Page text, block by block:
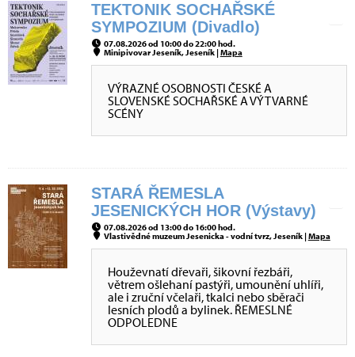
TEKTONIK SOCHAŘSKÉ
SYMPOZIUM (Divadlo)
07.08.2026 od 10:00 do 22:00 hod.
Minipivovar Jeseník, Jeseník |Mapa
VÝRAZNÉ OSOBNOSTI ČESKÉ A
SLOVENSKÉ SOCHAŘSKÉ A VÝTVARNÉ
SCÉNY
STARÁ ŘEMESLA
JESENICKÝCH HOR (Výstavy)
07.08.2026 od 13:00 do 16:00 hod.
Vlastivědné muzeum Jesenicka - vodní tvrz, Jeseník |Mapa
Houževnatí dřevaři, šikovní řezbáři,
větrem ošlehaní pastýři, umounění uhlíři,
ale i zruční včelaři, tkalci nebo sběrači
lesních plodů a bylinek. ŘEMESLNÉ
ODPOLEDNE